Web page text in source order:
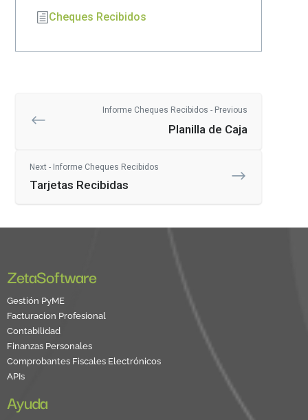
Cheques Recibidos
Informe Cheques Recibidos - Previous
Planilla de Caja
Next - Informe Cheques Recibidos
Tarjetas Recibidas
ZetaSoftware
Gestión PyME
Facturacion Profesional
Contabilidad
Finanzas Personales
Comprobantes Fiscales Electrónicos
APIs
Ayuda